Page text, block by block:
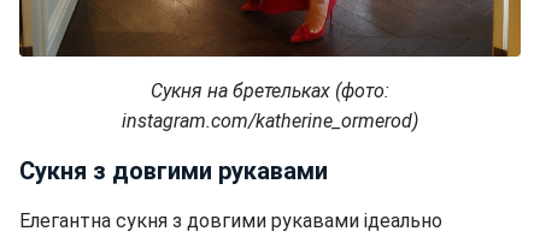
Сукня на бретельках (фото:
instagram.com/katherine_ormerod)
Сукня з довгими рукавами
Елегантна сукня з довгими рукавами ідеально